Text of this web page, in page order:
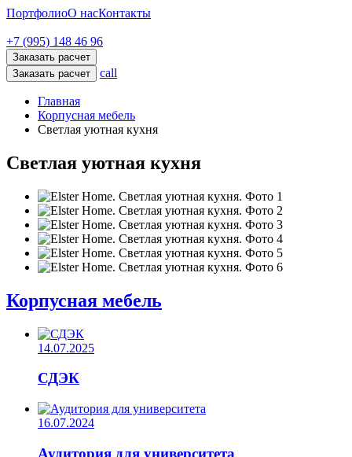
ПортфолиоО насКонтакты
+7 (995) 148 46 96
Заказать расчет
Заказать расчет
call
Главная
Корпусная мебель
Светлая уютная кухня
Светлая уютная кухня
Корпусная мебель
14.07.2025
СДЭК
16.07.2024
Аудитория для университета